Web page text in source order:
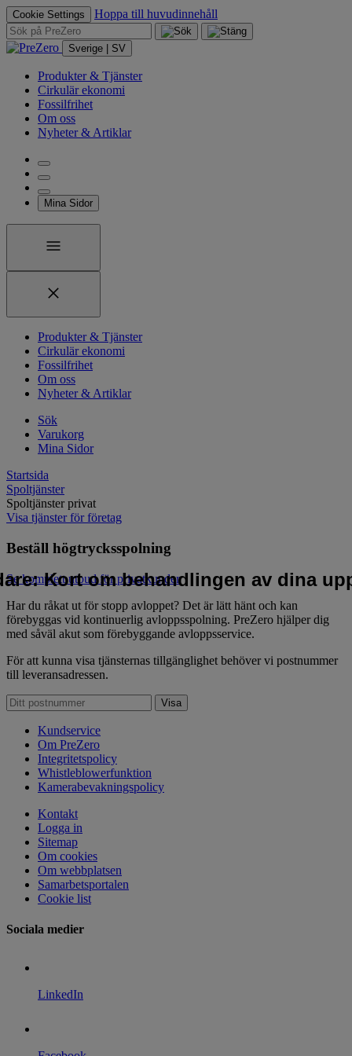
Kort om behandlingen av dina
Cookie Settings Hoppa till huvudinnehåll
Sverige | SV
Produkter & Tjänster
Cirkulär ekonomi
Fossilfrihet
Om oss
Nyheter & Artiklar
Mina Sidor
Produkter & Tjänster
Cirkulär ekonomi
Fossilfrihet
Om oss
Nyheter & Artiklar
Sök
Varukorg
Mina Sidor
Startsida
Spoltjänster
Spoltjänster privat
Visa tjänster för företag
Beställ högtrycksspolning
Se komplett utbud för privatkunder
Har du råkat ut för stopp avloppet? Det är lätt hänt och kan
förebyggas vid kontinuerlig avloppsspolning. PreZero hjälper dig
med såväl akut som förebyggande avloppsservice.
För att kunna visa tjänsternas tillgänglighet behöver vi postnummer
till leveransadressen.
Kundservice
Om PreZero
Integritetspolicy
Whistleblowerfunktion
Kamerabevakningspolicy
Kontakt
Logga in
Sitemap
Om cookies
Om webbplatsen
Samarbetsportalen
Cookie list
Sociala medier
LinkedIn